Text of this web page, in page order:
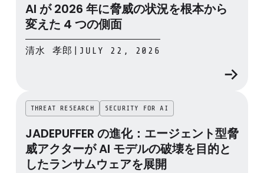
AI が 2026 年に脅威の状況を根本から
変えた 4 つの側面
清水 孝郎 JULY 22, 2026
THREAT RESEARCH SECURITY FOR AI
JADEPUFFER の進化：エージェント型脅
威アクターが AI モデルの破壊を目的と
したランサムウェアを展開